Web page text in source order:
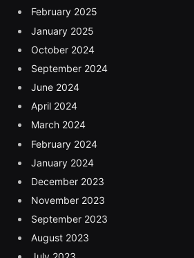
February 2025
January 2025
October 2024
September 2024
June 2024
April 2024
March 2024
February 2024
January 2024
December 2023
November 2023
September 2023
August 2023